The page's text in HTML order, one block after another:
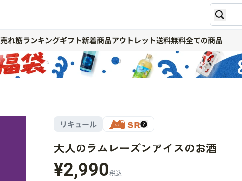
売れ筋ランキングギフト新着商品アウトレット送料無料全ての商品
リキュール
大人のラムレーズンアイスのお酒
¥2,990税込